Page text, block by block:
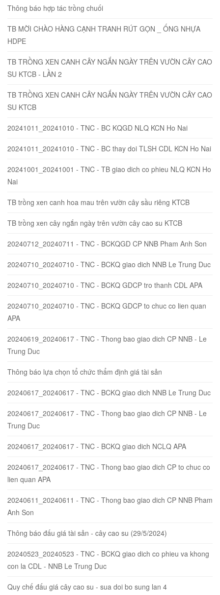
Thông báo hợp tác trồng chuối
TB MỜI CHÀO HÀNG CẠNH TRANH RÚT GỌN _ ỐNG NHỰA
HDPE
TB TRỒNG XEN CANH CÂY NGẮN NGÀY TRÊN VƯỜN CÂY CAO
SU KTCB - LẦN 2
TB TRỒNG XEN CANH CÂY NGẮN NGÀY TRÊN VƯỜN CÂY CAO
SU KTCB
20241011_20241010 - TNC - BC KQGD NLQ KCN Ho Nai
20241011_20241010 - TNC - BC thay doi TLSH CDL KCN Ho Nai
20241001_20241001 - TNC - TB giao dich co phieu NLQ KCN Ho
Nai
TB trồng xen canh hoa mau trên vườn cây sầu riêng KTCB
TB trồng xen cây ngắn ngày trên vườn cây cao su KTCB
20240712_20240711 - TNC - BCKQGD CP NNB Pham Anh Son
20240710_20240710 - TNC - BCKQ giao dich NNB Le Trung Duc
20240710_20240710 - TNC - BCKQ GDCP tro thanh CDL APA
20240710_20240710 - TNC - BCKQ GDCP to chuc co lien quan
APA
20240619_20240617 - TNC - Thong bao giao dich CP NNB - Le
Trung Duc
Thông báo lựa chọn tổ chức thẩm định giá tài sản
20240617_20240617 - TNC - BCKQ giao dich NNB Le Trung Duc
20240617_20240617 - TNC - Thong bao giao dich CP NNB - Le
Trung Duc
20240617_20240617 - TNC - BCKQ giao dich NCLQ APA
20240617_20240617 - TNC - Thong bao giao dich CP to chuc co
lien quan APA
20240611_20240611 - TNC - Thong bao giao dich CP NNB Pham
Anh Son
Thông báo đấu giá tài sản - cây cao su (29/5/2024)
20240523_20240523 - TNC - BCKQ giao dich co phieu va khong
con la CDL - NNB Le Trung Duc
Quy chế đấu giá cây cao su - sua doi bo sung lan 4